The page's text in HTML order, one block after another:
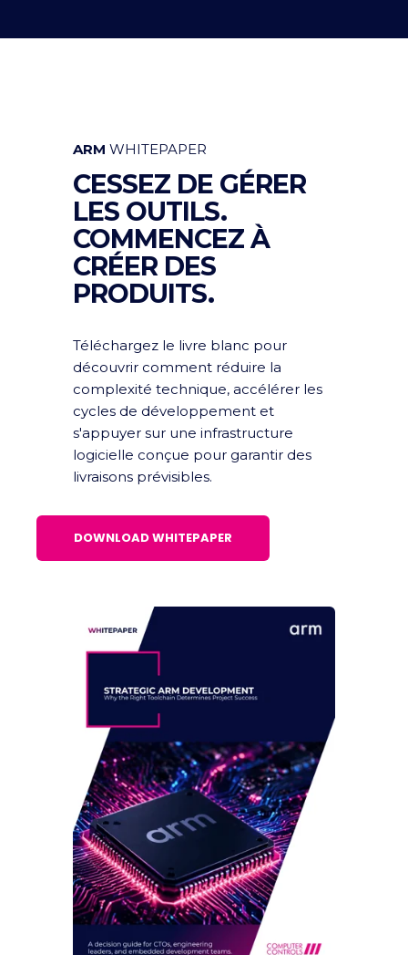
ARM WHITEPAPER
CESSEZ DE GÉRER
LES OUTILS.
COMMENCEZ À
CRÉER DES
PRODUITS.
Téléchargez le livre blanc pour
découvrir comment réduire la
complexité technique, accélérer les
cycles de développement et
s'appuyer sur une infrastructure
logicielle conçue pour garantir des
livraisons prévisibles.
DOWNLOAD WHITEPAPER